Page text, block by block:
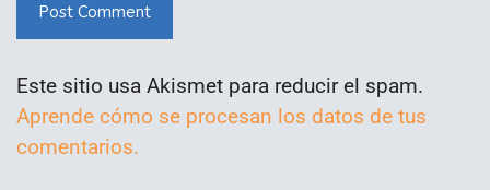
Post Comment
Este sitio usa Akismet para reducir el spam.
Aprende cómo se procesan los datos de tus
comentarios.